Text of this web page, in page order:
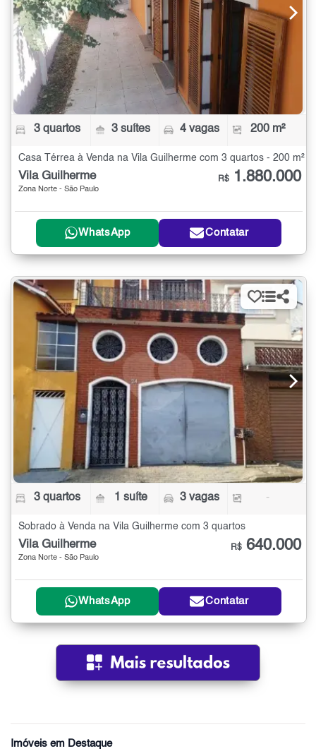
3 quartos 3 suítes 4 vagas 200 m²
Casa Térrea à Venda na Vila Guilherme com 3 quartos - 200 m²
Vila Guilherme
Zona Norte - São Paulo
R$ 1.880.000
WhatsApp Contatar
3 quartos 1 suíte 3 vagas -
Sobrado à Venda na Vila Guilherme com 3 quartos
Vila Guilherme
Zona Norte - São Paulo
R$ 640.000
WhatsApp Contatar
Imóveis em Destaque